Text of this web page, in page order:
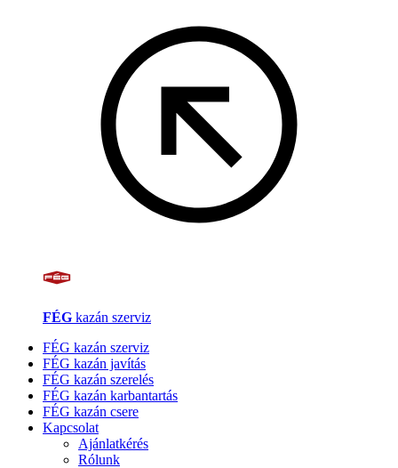
FÉG kazán szerviz
FÉG kazán szerviz
FÉG kazán javítás
FÉG kazán szerelés
FÉG kazán karbantartás
FÉG kazán csere
Kapcsolat
Ajánlatkérés
Rólunk